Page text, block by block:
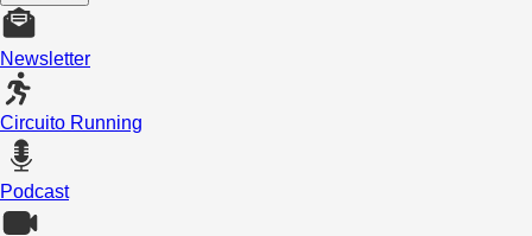
Newsletter
Circuito Running
Podcast